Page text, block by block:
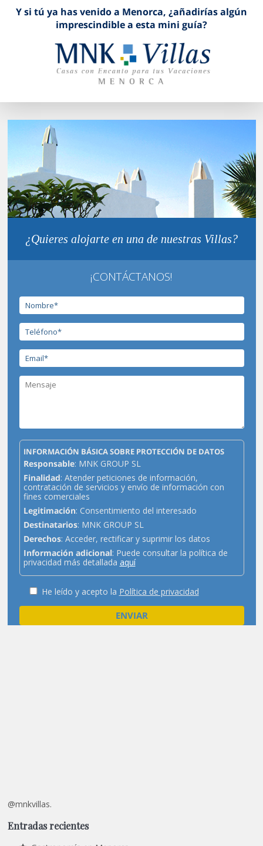
Y si tú ya has venido a Menorca, ¿añadirías algún
imprescindible a esta mini guía?
¿Quieres alojarte en una de nuestras Villas?
¡CONTÁCTANOS!
INFORMACIÓN BÁSICA SOBRE PROTECCIÓN DE DATOS
Responsable: MNK GROUP SL
Finalidad: Atender peticiones de información,
contratación de servicios y envío de información con
fines comerciales
Legitimación: Consentimiento del interesado
Destinatarios: MNK GROUP SL
Derechos: Acceder, rectificar y suprimir los datos
Información adicional: Puede consultar la política de
privacidad más detallada aquí
He leído y acepto la Política de privacidad
@mnkvillas.
Entradas recientes